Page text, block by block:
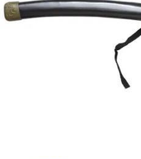
- Flash
- Hulk